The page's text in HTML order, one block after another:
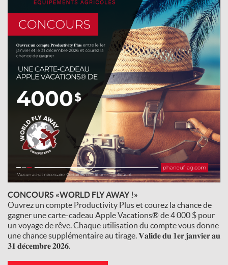
CONCOURS «WORLD FLY AWAY !»
Ouvrez un compte Productivity Plus et courez la chance de
gagner une carte-cadeau Apple Vacations® de 4 000 $ pour
un voyage de rêve. Chaque utilisation du compte vous donne
une chance supplémentaire au tirage. 𝐕𝐚𝐥𝐢𝐝𝐞 𝐝𝐮 𝟏𝐞𝐫 𝐣𝐚𝐧𝐯𝐢𝐞𝐫 𝐚𝐮
𝟑𝟏 𝐝𝐞́𝐜𝐞𝐦𝐛𝐫𝐞 𝟐𝟎𝟐𝟔.